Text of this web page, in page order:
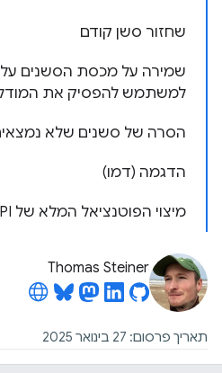
שחזור סשן קודם
שמירה על מכסת הסשנים על
למשתמש להפסיק את
הסרה של סשנים שלא
הדגמה (דמו)
מיצוי הפוטנציאל המלא של Prompt API
Thomas Steiner
תאריך פרסום: 27 בינואר 2025